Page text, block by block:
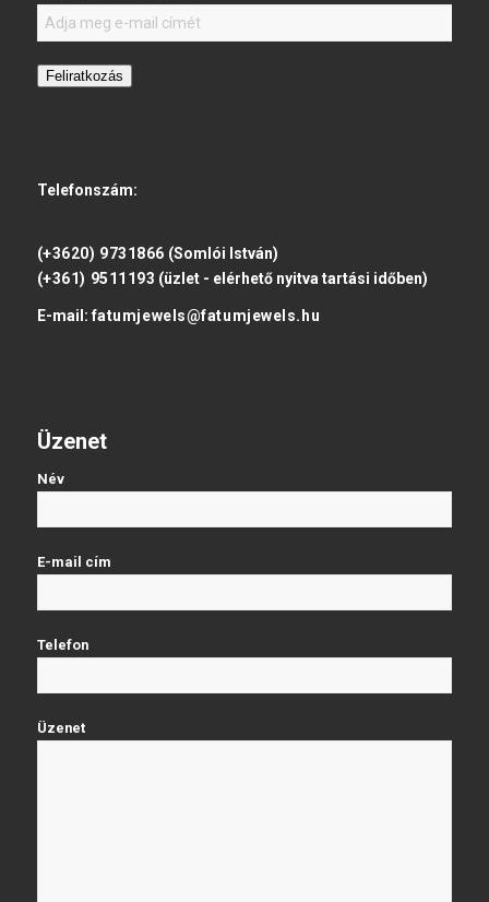
Feliratkozás
Telefonszám:
(+3620) 9731866 (Somlói István)
(+361) 9511193 (üzlet - elérhető nyitva tartási időben)
E-mail: fatumjewels@fatumjewels.hu
Üzenet
Név
E-mail cím
Telefon
Üzenet